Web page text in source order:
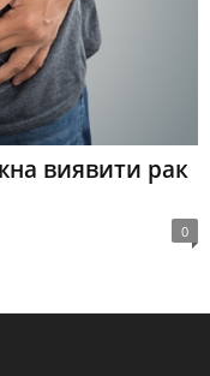
виявити рак
0